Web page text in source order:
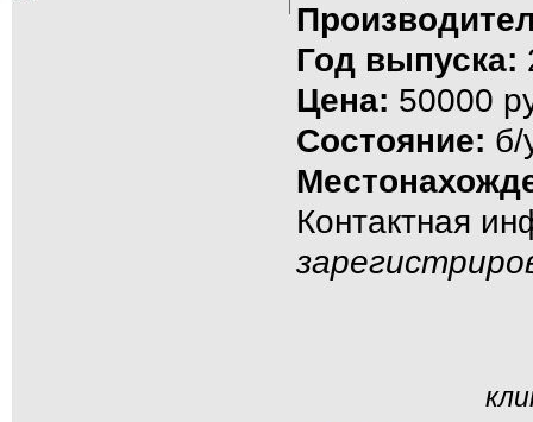
Год выпуска:
Цена: 50000
Состояние: б/
Контактная